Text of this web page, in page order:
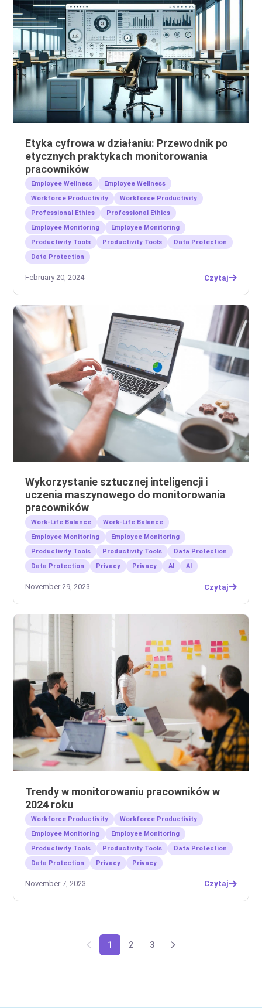
Etyka cyfrowa w działaniu: Przewodnik po
etycznych praktykach monitorowania
pracowników
Employee Wellness
Employee Wellness
Workforce Productivity
Workforce Productivity
Professional Ethics
Professional Ethics
Employee Monitoring
Employee Monitoring
Productivity Tools
Productivity Tools
Data Protection
Data Protection
February 20, 2024 Czytaj
Wykorzystanie sztucznej inteligencji i
uczenia maszynowego do monitorowania
pracowników
Work-Life Balance
Work-Life Balance
Employee Monitoring
Employee Monitoring
Productivity Tools
Productivity Tools
Data Protection
Data Protection
Privacy Privacy AI AI
November 29, 2023 Czytaj
Trendy w monitorowaniu pracowników w
2024 roku
Workforce Productivity
Workforce Productivity
Employee Monitoring
Employee Monitoring
Productivity Tools
Productivity Tools
Data Protection
Data Protection
Privacy Privacy
November 7, 2023 Czytaj
1 2 3